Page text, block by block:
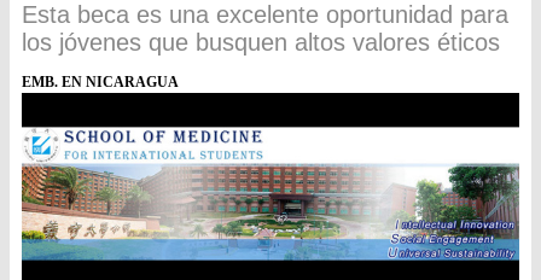
Esta beca es una excelente oportunidad para
los jóvenes que busquen altos valores éticos
EMB. EN NICARAGUA